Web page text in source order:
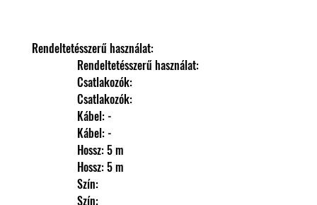
Rendeltetésszerű használat:
                Rendeltetésszerű használat:
                Csatlakozók:
                Csatlakozók:
                Kábel: -
                Kábel: -
                Hossz: 5 m
                Hossz: 5 m
                Szín:
                Szín: